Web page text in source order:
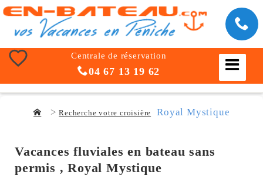
Centrale de réservation
04 67 13 19 62
Recherche votre croisière Royal Mystique
Vacances fluviales en bateau sans
permis , Royal Mystique